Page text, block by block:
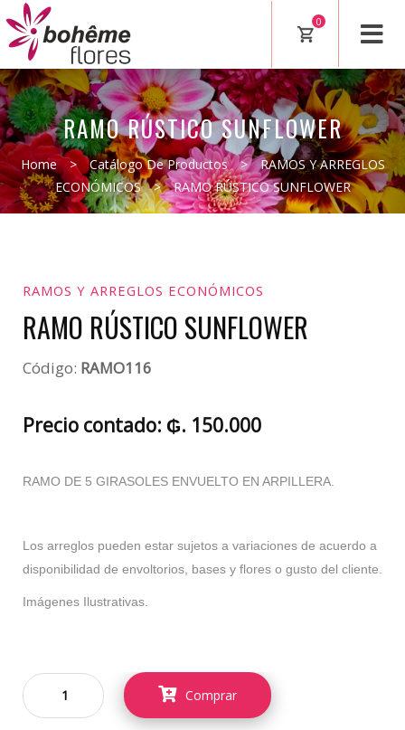
0
RAMO RÚSTICO SUNFLOWER
Home > Catálogo De Productos >
RAMOS Y ARREGLOS
ECONÓMICOS > RAMO RÚSTICO SUNFLOWER
RAMOS Y ARREGLOS ECONÓMICOS
RAMO RÚSTICO SUNFLOWER
Código: RAMO116
Precio contado: ₲. 150.000
RAMO DE 5 GIRASOLES ENVUELTO EN ARPILLERA.
Los arreglos pueden estar sujetos a variaciones de acuerdo a
disponibilidad de envoltorios, bases y flores o gusto del cliente.
Imágenes Ilustrativas.
Comprar